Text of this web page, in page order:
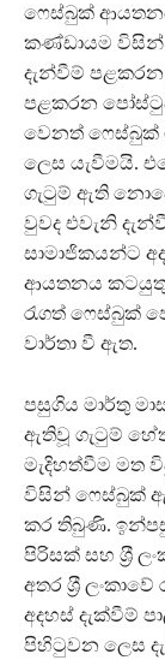
ෆෙස්බුක්
කණ්ඩායම විසින්
දැන්වීම්
පළකරන
වෙනත් ෆෙස්බුක්
ලෙස යැවීමයි.
ගැටුම් ඇති
වුවද එවැනි
සාමාජිකයන්ට
ආයතනය කටයුතු
රැගත් ෆෙස්බුක්
වාර්තා වී ඇත.
පසුගිය මාර්තු
ඇතිවූ ගැටුම්
මැදිහත්වීම මත
විසින් ෆෙස්බුක්
කර තිබුණි.
පිරිසක් සහ ශ‍්‍රී
අතර ශ‍්‍රී
අදහස් දැක්වීම්
පිහිටුවන ලෙස